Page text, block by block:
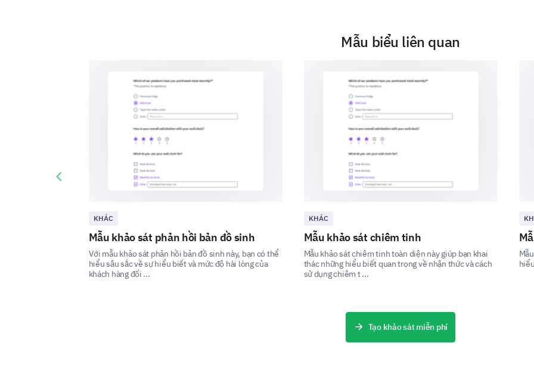
Bạn quan tâm đến việc theo đuổi những lĩnh
đây? Vui lòng chọn tất cả những gì áp dụng
Xây dựng sự tự tin
Quản lý căng thẳng
Đặt mục tiêu
Mẫu biểu liên quan
KHÁC
Mẫu khảo sát phản hồi bản đồ sinh
Với mẫu khảo sát phản hồi bản đồ sinh này, bạn có thể
hiểu sâu sắc về sự hiểu biết và mức độ hài lòng của
khách hàng đối ...
KHÁC
Mẫu khảo sát chiêm tinh
Mẫu khảo sát chiêm tinh toàn diện này giúp bạn khai
thác những hiểu biết quan trọng về nhận thức và cách
sử dụng chiêm t ...
Previous slide
Tạo khảo sát miễn phí